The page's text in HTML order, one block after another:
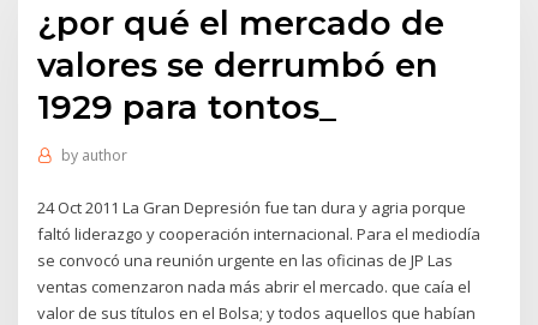
¿por qué el mercado de
valores se derrumbó en
1929 para tontos_
by author
24 Oct 2011 La Gran Depresión fue tan dura y agria porque
faltó liderazgo y cooperación internacional. Para el mediodía
se convocó una reunión urgente en las oficinas de JP Las
ventas comenzaron nada más abrir el mercado. que caía el
valor de sus títulos en el Bolsa; y todos aquellos que habían